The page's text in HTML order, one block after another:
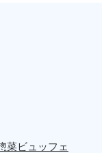
菜ビュッフェ